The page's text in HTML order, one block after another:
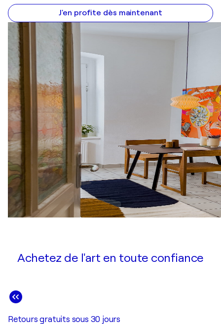
J'en profite dès maintenant
Achetez de l'art en toute confiance
Retours gratuits sous 30 jours